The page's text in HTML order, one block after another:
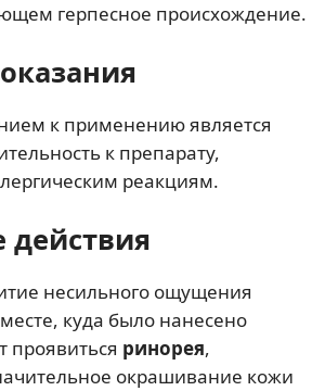
герпесное происхождение.
к применению является
к препарату,
реакциям.
несильного ощущения
куда было нанесено
проявиться ринорея,
окрашивание кожи